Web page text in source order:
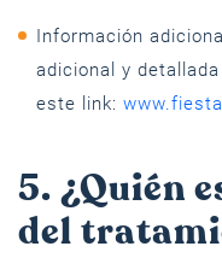
Información
adicional y
este link:
5. ¿Quién
del